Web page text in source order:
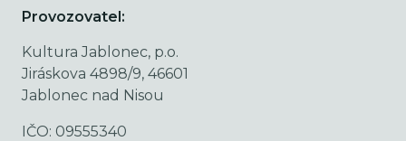
Provozovatel:
Kultura Jablonec, p.o.
Jiráskova 4898/9, 46601
Jablonec nad Nisou
IČO: 09555340